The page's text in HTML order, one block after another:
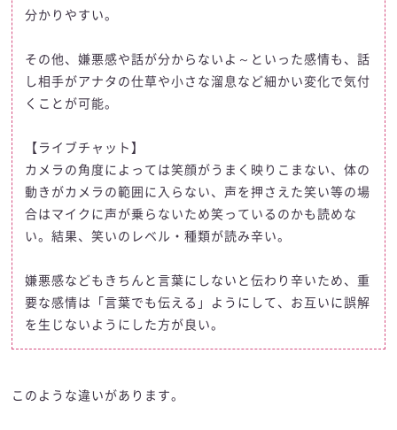
分かりやすい。
その他、嫌悪感や話が分からないよ～といった感情も、話
し相手がアナタの仕草や小さな溜息など細かい変化で気付
くことが可能。
【ライブチャット】
カメラの角度によっては笑顔がうまく映りこまない、体の
動きがカメラの範囲に入らない、声を押さえた笑い等の場
合はマイクに声が乗らないため笑っているのかも読めな
い。結果、笑いのレベル・種類が読み辛い。
嫌悪感などもきちんと言葉にしないと伝わり辛いため、重
要な感情は「言葉でも伝える」ようにして、お互いに誤解
を生じないようにした方が良い。
このような違いがあります。